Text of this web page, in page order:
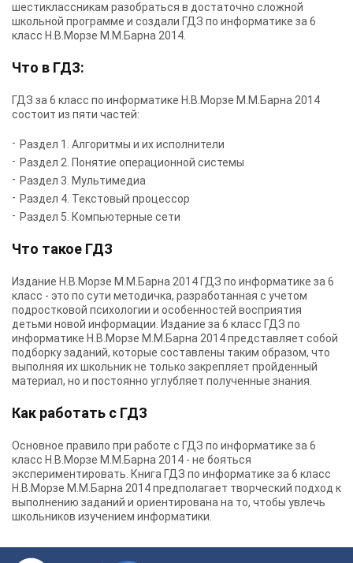
шестиклассникам разобраться в достаточно сложной
школьной программе и создали ГДЗ по информатике за 6
класс Н.В.Морзе М.М.Барна 2014.
Что в ГДЗ:
ГДЗ за 6 класс по информатике Н.В.Морзе М.М.Барна 2014
состоит из пяти частей:
Раздел 1. Алгоритмы и их исполнители
Раздел 2. Понятие операционной системы
Раздел 3. Мультимедиа
Раздел 4. Текстовый процессор
Раздел 5. Компьютерные сети
Что такое ГДЗ
Издание Н.В.Морзе М.М.Барна 2014 ГДЗ по информатике за 6
класс - это по сути методичка, разработанная с учетом
подростковой психологии и особенностей восприятия
детьми новой информации. Издание за 6 класс ГДЗ по
информатике Н.В.Морзе М.М.Барна 2014 представляет собой
подборку заданий, которые составлены таким образом, что
выполняя их школьник не только закрепляет пройденный
материал, но и постоянно углубляет полученные знания.
Как работать с ГДЗ
Основное правило при работе с ГДЗ по информатике за 6
класс Н.В.Морзе М.М.Барна 2014 - не бояться
экспериментировать. Книга ГДЗ по информатике за 6 класс
Н.В.Морзе М.М.Барна 2014 предполагает творческий подход к
выполнению заданий и ориентирована на то, чтобы увлечь
школьников изучением информатики.